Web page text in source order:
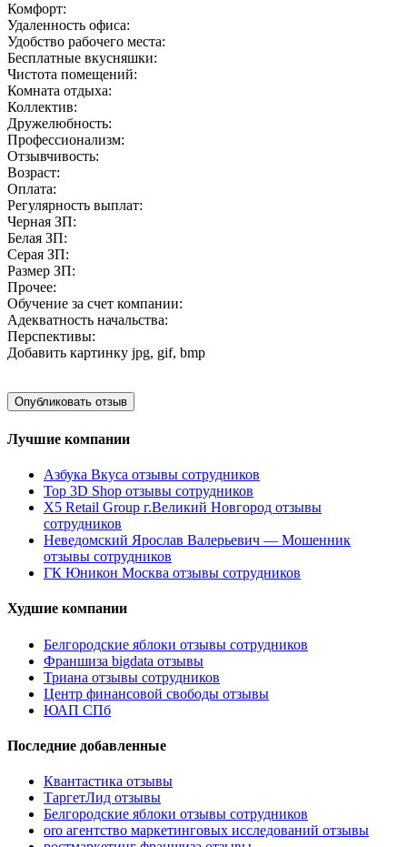
Комфорт:
Удаленность офиса:
Удобство рабочего места:
Бесплатные вкусняшки:
Чистота помещений:
Комната отдыха:
Коллектив:
Дружелюбность:
Профессионализм:
Отзывчивость:
Возраст:
Оплата:
Регулярность выплат:
Черная ЗП:
Белая ЗП:
Серая ЗП:
Размер ЗП:
Прочее:
Обучение за счет компании:
Адекватность начальства:
Перспективы:
Добавить картинку jpg, gif, bmp
Лучшие компании
Азбука Вкуса отзывы сотрудников
Top 3D Shop отзывы сотрудников
X5 Retail Group г.Великий Новгород отзывы
сотрудников
Неведомский Ярослав Валерьевич — Мошенник
отзывы сотрудников
ГК Юникон Москва отзывы сотрудников
Худшие компании
Белгородские яблоки отзывы сотрудников
Франшиза bigdata отзывы
Триана отзывы сотрудников
Центр финансовой свободы отзывы
ЮАП СПб
Последние добавленные
Квантастика отзывы
ТаргетЛид отзывы
Белгородские яблоки отзывы сотрудников
oro агентство маркетинговых исследований отзывы